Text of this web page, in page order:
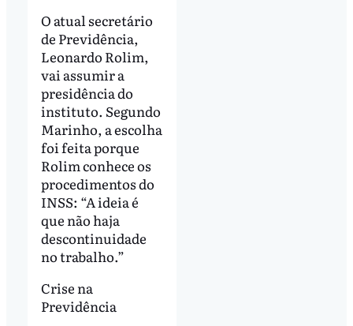
O atual secretário
de Previdência,
Leonardo Rolim,
vai assumir a
presidência do
instituto. Segundo
Marinho, a escolha
foi feita porque
Rolim conhece os
procedimentos do
INSS: “A ideia é
que não haja
descontinuidade
no trabalho.”
Crise na
Previdência